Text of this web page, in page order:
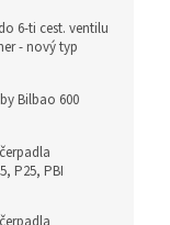
6-ti cest. ventilu
- nový typ
Bilbao 600
P25, PBI